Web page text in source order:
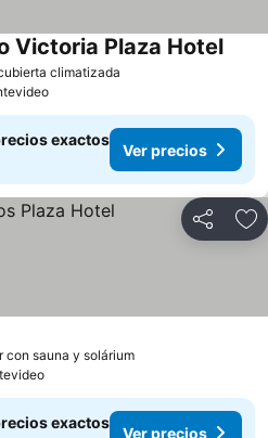
climatizada
Victoria Plaza HotelVer
exactos
Ver precios
Compartir
con sauna y soláriumVer precios
precios
exactos
Ver precios